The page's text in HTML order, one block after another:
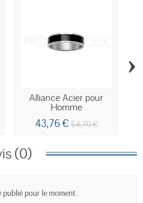
Alliance Acier pour
Homme
43,76 €54,70 €
›
(0)
publié pour le moment.